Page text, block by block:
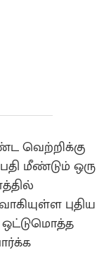
வெற்றிக்கு
மீண்டும் ஒரு
புதிய
ஒட்டுமொத்த